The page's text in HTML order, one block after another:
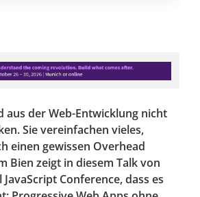
aus der Web-Entwicklung nicht
Sie vereinfachen vieles,
einen gewissen Overhead
Bien zeigt in diesem Talk von
Conference, dass es